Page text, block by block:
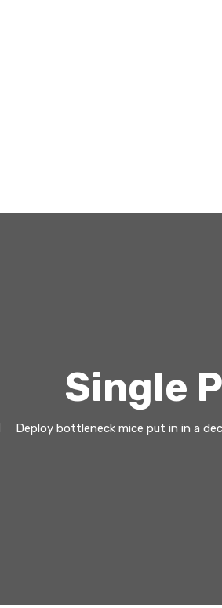
Single
Deploy bottleneck mice put in in a